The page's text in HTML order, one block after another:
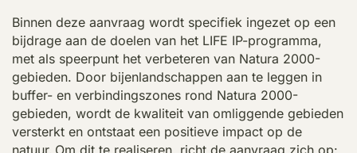
Binnen deze aanvraag wordt specifiek ingezet op een
bijdrage aan de doelen van het LIFE IP-programma,
met als speerpunt het verbeteren van Natura 2000-
gebieden. Door bijenlandschappen aan te leggen in
buffer- en verbindingszones rond Natura 2000-
gebieden, wordt de kwaliteit van omliggende gebieden
versterkt en ontstaat een positieve impact op de